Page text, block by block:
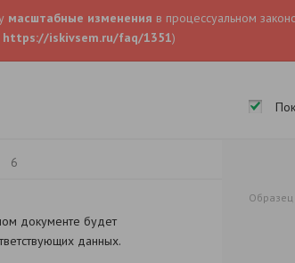
масштабные изменения в процессуальном
https://iskivsem.ru/faq/1351)
6
документе будет
данных.
Образец